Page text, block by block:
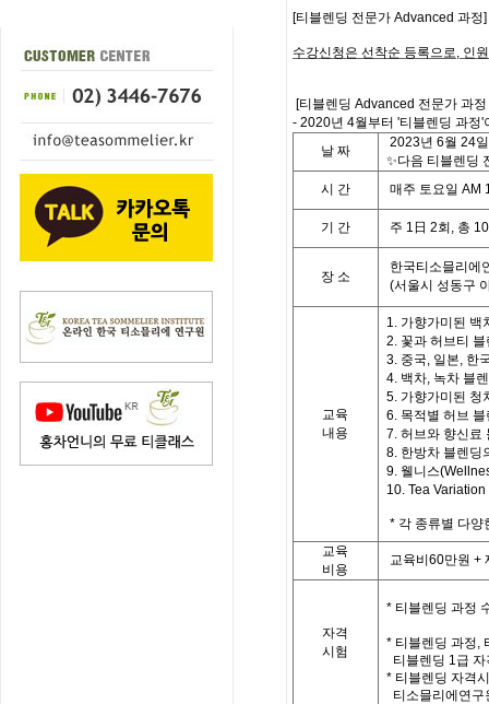
[티블렌딩 전문가 Advanced 과정
수강신청은 선착순 등록으로, 인
[티블렌딩 Advanced 전문가 과정
- 2020년 4월부터 '티블렌딩 과정'
날 짜
2023년 6월 24
✨다음 티블렌딩
시
간 매주 토요일 AM
기 간 주 1 日 2회 , 총 10
장 소
한국티소믈리에
(서울시 성동구
교육
내용
1. 가향가미된 백
2. 꽃과 허브티
3. 중국, 일본, 한
4. 백차, 녹차 블
5. 가향가미된 청
6. 목적별 허브
7. 허브와 향신료
8. 한방차 블렌딩
9. 웰니스
10. Tea
* 각 종류별 다양
교육
비용
교육비 60만원 +
자격
시험
* 티블렌딩 과정
* 티블렌딩 과정,
티블렌딩 1급
* 티블렌딩 자격
티소믈리에연